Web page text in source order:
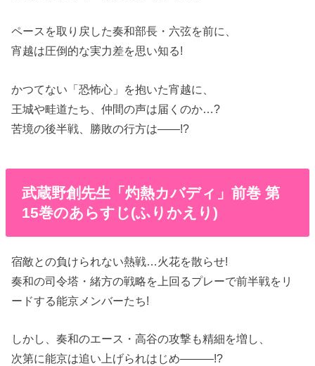
ペースを取り戻した奏和部長・六弦を前に、
宵越は圧倒的な実力差を思い知る!
かつてない「恐怖心」を抱いた宵越に、
王城や畦道たち、仲間の声は届くのか…?
苦境の後半戦、勝敗の行方は――!?
武蔵野創先生「灼熱カバディ」前巻 第
15巻のあらすじ(ふりかえり)
宿敵との負けられない熱戦…火花を散らせ!
奏和の司令塔・緒方の戦略を上回るプレーで前半戦をリ
ードする能京メンバーたち!
しかし、奏和のエース・高谷の攻撃も精細を増し、
次第に能京は追い上げられはじめ―――!?